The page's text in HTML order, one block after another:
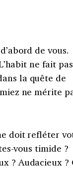
de vous.
ne fait
la quête de
ne mérite
doit refléter
vous timide ?
? Audacieux ?